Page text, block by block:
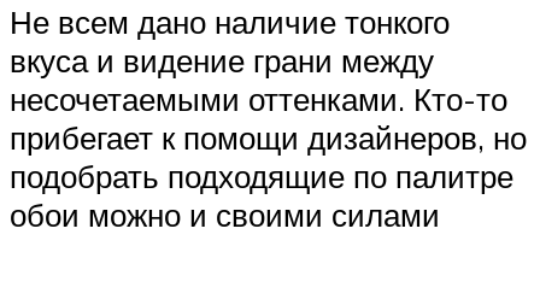
Не всем дано наличие тонкого
вкуса и видение грани между
несочетаемыми оттенками. Кто-то
прибегает к помощи дизайнеров, но
подобрать подходящие по палитре
обои можно и своими силами